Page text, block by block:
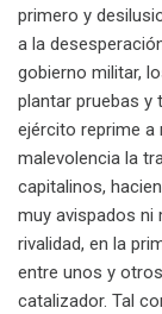
primero y
a la
gobierno militar,
plantar pruebas y
ejército reprime a
malevolencia la
capitalinos,
muy avispados ni
rivalidad, en la
entre unos y
catalizador. Tal